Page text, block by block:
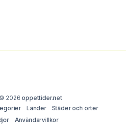
2026oppettider.net
Länder
Städer och orter
Användarvillkor